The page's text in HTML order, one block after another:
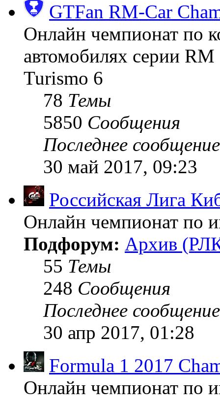
GTFan RM-Car
Онлайн чемпионат по
автомобилях серии
Turismo 6
78 Темы
5850 Сообщения
Последнее сообщение
30 май 2017, 09:23
Российская Лига
Онлайн чемпионат по
Подфорум: Архив
55 Темы
248 Сообщения
Последнее сообщение
30 апр 2017, 01:28
Formula 1 2017
Онлайн чемпионат по